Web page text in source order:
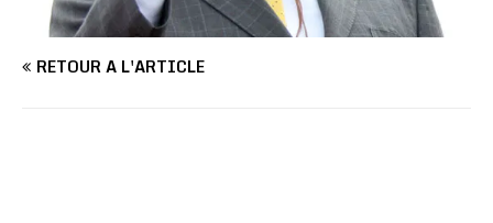
RETOUR À L'ARTICLE